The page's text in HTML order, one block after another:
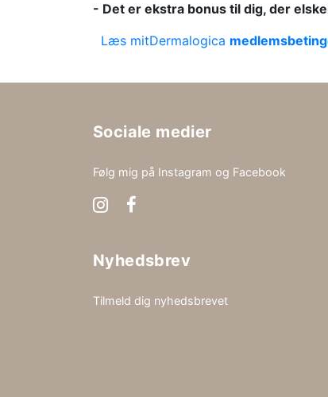
- Det er ekstra bonus til dig, der
Læs mitDermalogica
Sociale medier
Følg mig på Instagram og Facebook
Nyhedsbrev
Tilmeld dig nyhedsbrevet